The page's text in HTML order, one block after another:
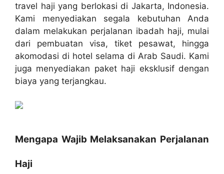
travel haji yang berlokasi di Jakarta, Indonesia.
Kami menyediakan segala kebutuhan Anda
dalam melakukan perjalanan ibadah haji, mulai
dari pembuatan visa, tiket pesawat, hingga
akomodasi di hotel selama di Arab Saudi. Kami
juga menyediakan paket haji eksklusif dengan
biaya yang terjangkau.
Mengapa Wajib Melaksanakan Perjalanan
Haji